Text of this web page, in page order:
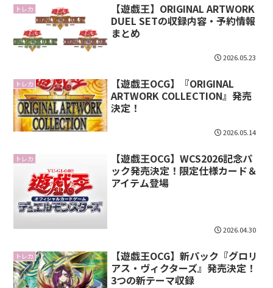
トレカ
【遊戯王】ORIGINAL ARTWORK
DUEL SETの収録内容・予約情報
まとめ
2026.05.23
トレカ
【遊戯王OCG】『ORIGINAL
ARTWORK COLLECTION』発売
決定！
2026.05.14
トレカ
【遊戯王OCG】WCS2026記念パ
ック発売決定！限定仕様カード＆
アイテム登場
2026.04.30
トレカ
【遊戯王OCG】新パック『グロリ
アス・ヴィクターズ』発売決定！
3つの新テーマ収録